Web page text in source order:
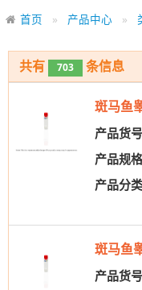
首页 产品中心
共有 703 条信息
斑马鱼
产品货
产品规
产品分
斑马鱼
产品货